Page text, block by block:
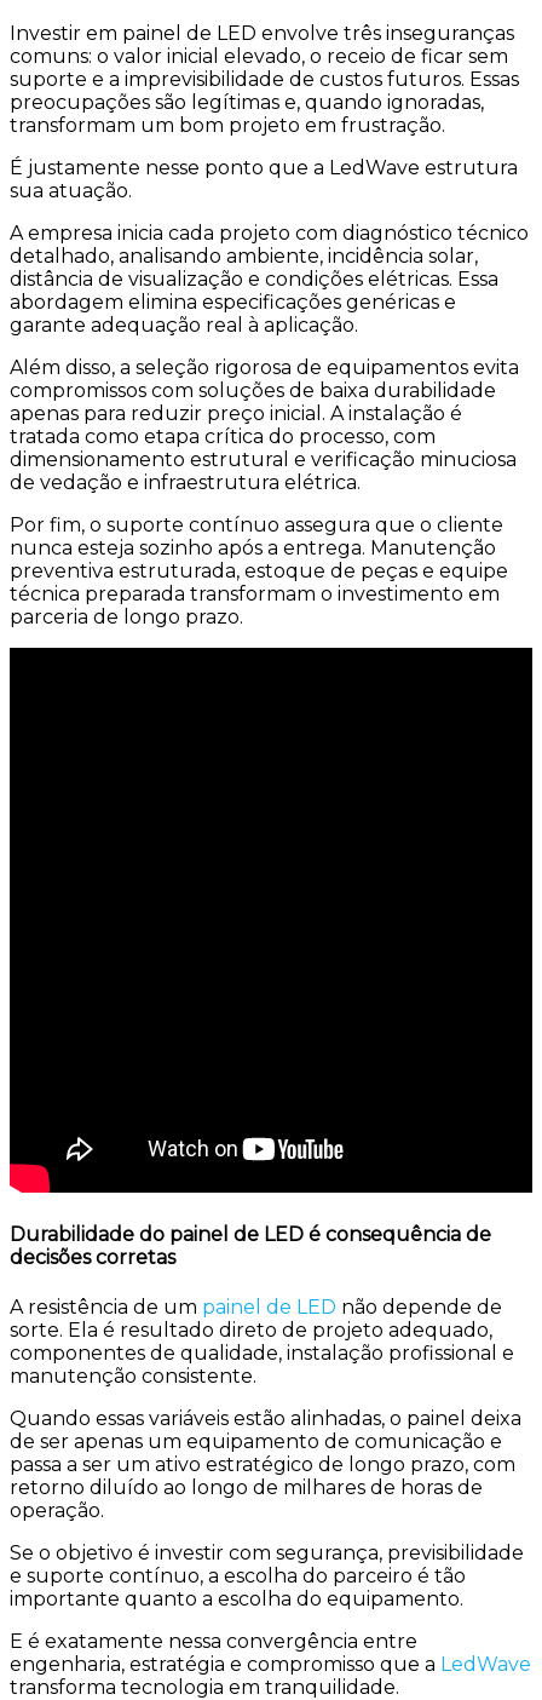
Investir em painel de LED envolve três inseguranças
comuns: o valor inicial elevado, o receio de ficar sem
suporte e a imprevisibilidade de custos futuros. Essas
preocupações são legítimas e, quando ignoradas,
transformam um bom projeto em frustração.
É justamente nesse ponto que a LedWave estrutura
sua atuação.
A empresa inicia cada projeto com diagnóstico técnico
detalhado, analisando ambiente, incidência solar,
distância de visualização e condições elétricas. Essa
abordagem elimina especificações genéricas e
garante adequação real à aplicação.
Além disso, a seleção rigorosa de equipamentos evita
compromissos com soluções de baixa durabilidade
apenas para reduzir preço inicial. A instalação é
tratada como etapa crítica do processo, com
dimensionamento estrutural e verificação minuciosa
de vedação e infraestrutura elétrica.
Por fim, o suporte contínuo assegura que o cliente
nunca esteja sozinho após a entrega. Manutenção
preventiva estruturada, estoque de peças e equipe
técnica preparada transformam o investimento em
parceria de longo prazo.
Durabilidade do painel de LED é consequência de
decisões corretas
A resistência de um painel de LED não depende de
sorte. Ela é resultado direto de projeto adequado,
componentes de qualidade, instalação profissional e
manutenção consistente.
Quando essas variáveis estão alinhadas, o painel deixa
de ser apenas um equipamento de comunicação e
passa a ser um ativo estratégico de longo prazo, com
retorno diluído ao longo de milhares de horas de
operação.
Se o objetivo é investir com segurança, previsibilidade
e suporte contínuo, a escolha do parceiro é tão
importante quanto a escolha do equipamento.
E é exatamente nessa convergência entre
engenharia, estratégia e compromisso que a LedWave
transforma tecnologia em tranquilidade.